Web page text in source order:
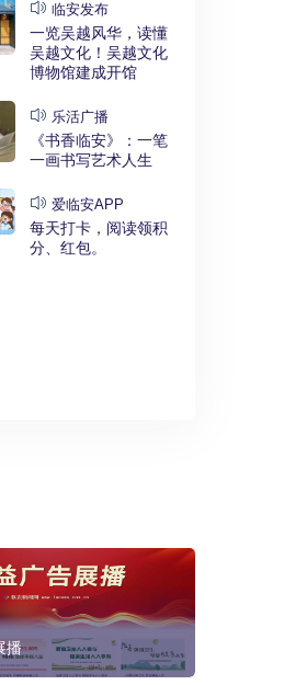
临安发布
一览吴越风华，读懂
吴越文化！吴越文化
博物馆建成开馆
乐活广播
《书香临安》：一笔
一画书写艺术人生
爱临安APP
每天打卡，阅读领积
分、红包。
播